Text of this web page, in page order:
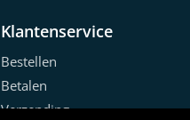
Klantenservice
Bestellen
Betalen
Verzending